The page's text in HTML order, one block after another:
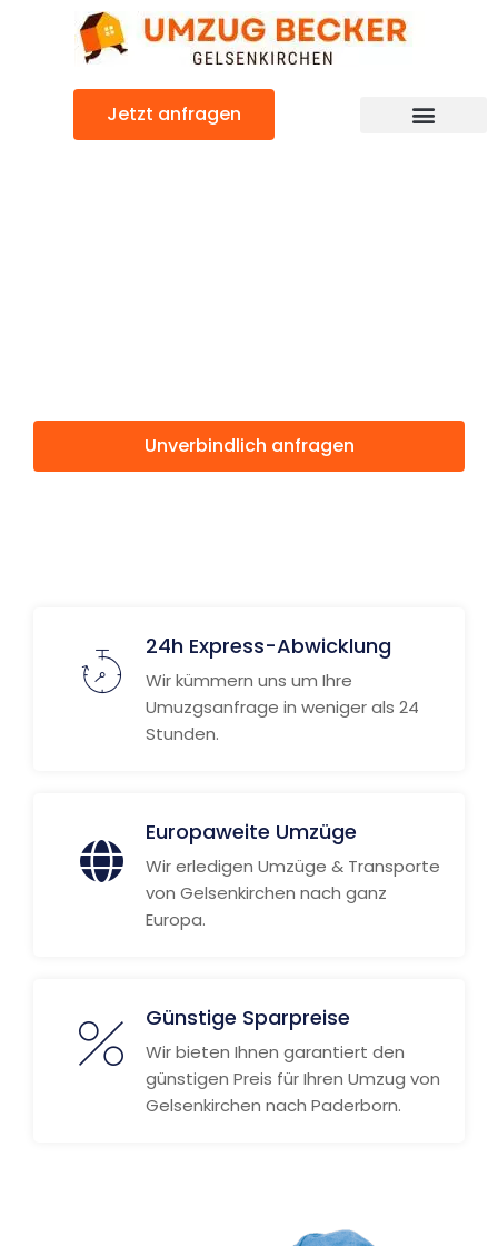
Jetzt anfragen
Unverbindlich anfragen
24h Express-Abwicklung
Wir kümmern uns um Ihre
Umuzgsanfrage in weniger als 24
Stunden.
Europaweite Umzüge
Wir erledigen Umzüge & Transporte
von Gelsenkirchen nach ganz
Europa.
Günstige Sparpreise
Wir bieten Ihnen garantiert den
günstigen Preis für Ihren Umzug von
Gelsenkirchen nach Paderborn.